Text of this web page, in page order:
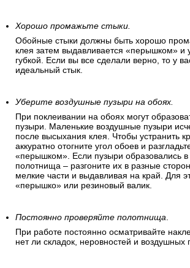
Хорошо промажьте стыки.
Обойные стыки должны быть хорошо
клея затем выдавливается «перышком» и
губкой. Если вы все сделали верно, то у
идеальный стык.
Уберите воздушные пузыри на обоях.
При поклеивании на обоях могут
пузыри. Маленькие воздушные пузыри
после высыхания клея. Чтобы устранить
аккуратно отогните угол обоев и
«перышком». Если пузыри образовались
полотнища – разгоните их в разные
мелкие части и выдавливая на край. Для
«перышко» или резиновый валик.
Постоянно проверяйте полотнища.
При работе постоянно осматривайте
нет ли складок, неровностей и воздушных